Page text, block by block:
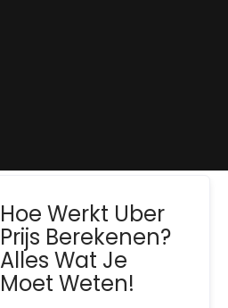
Hoe Werkt Uber
Prijs Berekenen?
Alles Wat Je
Moet Weten!